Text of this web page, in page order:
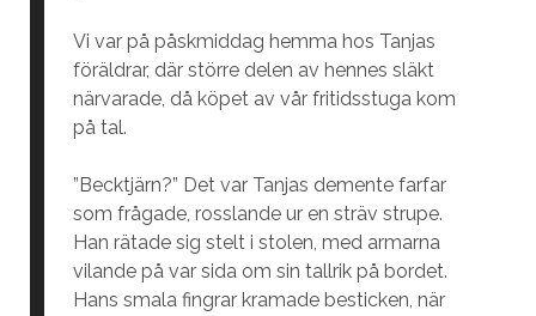
Vi var på påskmiddag hemma hos Tanjas
föräldrar, där större delen av hennes släkt
närvarade, då köpet av vår fritidsstuga kom
på tal.
”Becktjärn?” Det var Tanjas demente farfar
som frågade, rosslande ur en sträv strupe.
Han rätade sig stelt i stolen, med armarna
vilande på var sida om sin tallrik på bordet.
Hans smala fingrar kramade besticken, när